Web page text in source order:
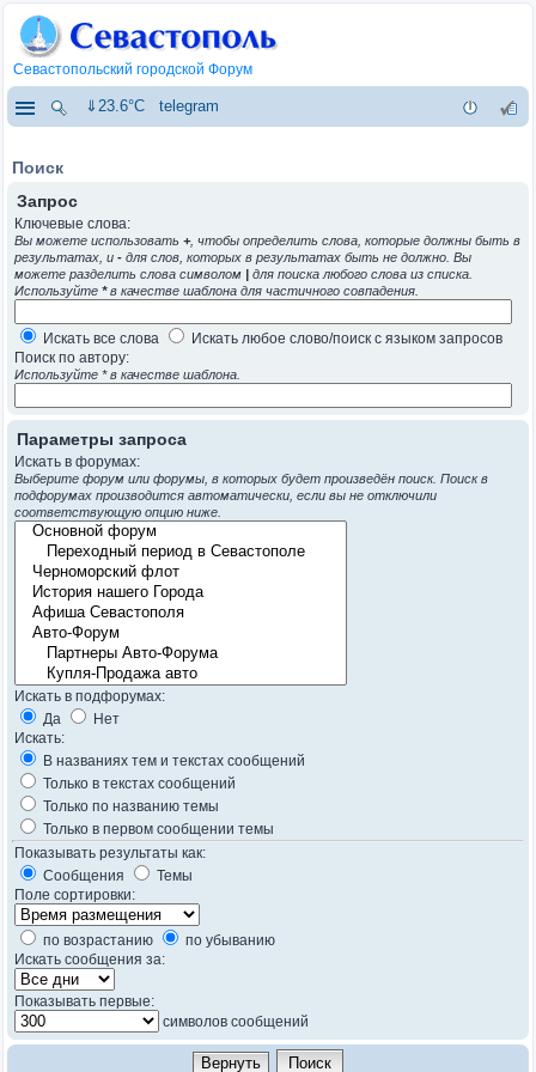
Севастопольский городской Форум
⇓23.6°C telegram
Поиск
Запрос
Ключевые слова:
Вы можете использовать +, чтобы определить слова, которые должны быть в
результатах, и - для слов, которых в результатах быть не должно. Вы
можете разделить слова символом | для поиска любого слова из списка.
Используйте *в качестве шаблона для частичного совпадения.
Искать все слова
Искать любое слово/поиск с языком запросов
Поиск по автору:
Используйте * в качестве шаблона.
Параметры запроса
Искать в форумах:
Выберите форум или форумы, в которых будет произведён поиск. Поиск в
подфорумах производится автоматически, если вы не отключили
соответствующую опцию ниже.
Искать в подфорумах:
Да
Нет
Искать:
В названиях тем и текстах сообщений
Только в текстах сообщений
Только по названию темы
Только в первом сообщении темы
Показывать результаты как:
Сообщения
Темы
Поле сортировки:
по возрастанию
по убыванию
Искать сообщения за:
Показывать первые:
символов сообщений